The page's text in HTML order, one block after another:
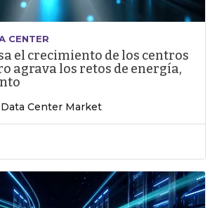
CENTER
el crecimiento de los centros
agrava los retos de energía,
Center Market